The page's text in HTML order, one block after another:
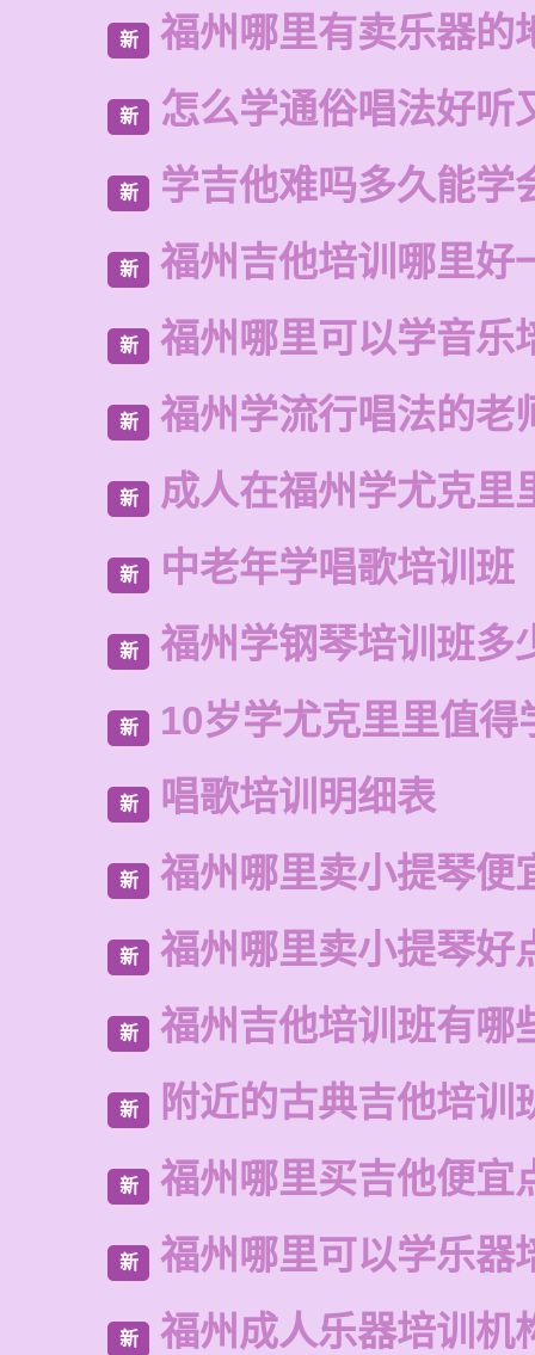
新 福州哪里有卖乐器的
新 怎么学通俗唱法好听
新 学吉他难吗多久能学
新 福州吉他培训哪里好
新 福州哪里可以学音乐
新 福州学流行唱法的老
新 成人在福州学尤克里
新 中老年学唱歌培训班
新 福州学钢琴培训班多
新 10岁学尤克里里值得
新 唱歌培训明细表
新 福州哪里卖小提琴便
新 福州哪里卖小提琴好
新 福州吉他培训班有哪
新 附近的古典吉他培训
新 福州哪里买吉他便宜
新 福州哪里可以学乐器
新 福州成人乐器培训机